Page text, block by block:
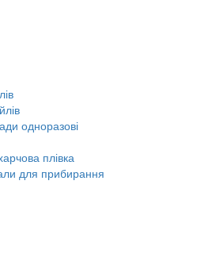
одноразові
плівка
для прибирання